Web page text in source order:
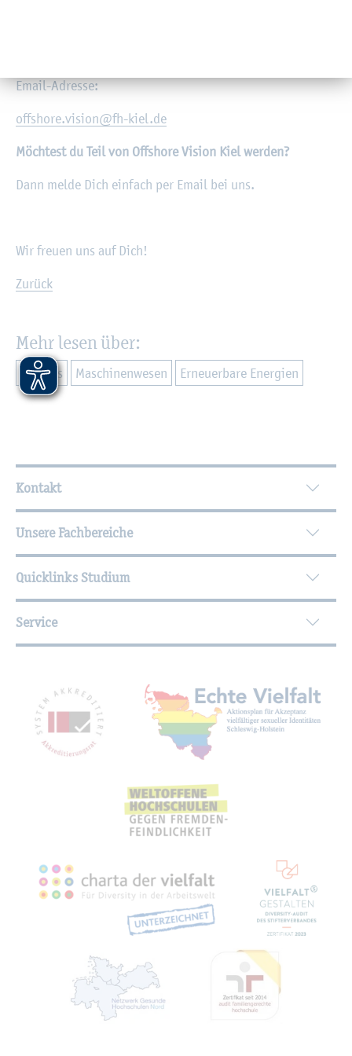
Email-Adres­se:
off­shore.​vision@​fh-​kiel.​de
Möch­test du Teil von Off­shore Vi­si­on Kiel wer­den?
Dann melde Dich ein­fach per Email bei uns.
Wir freu­en uns auf Dich!
Zu­rück
Mehr lesen über:
Cam­pus Ma­schi­nen­we­sen Er­neu­er­ba­re En­er­gi­en
Wei­ter­füh­ren­de In­for­ma­tio­nen
Kontakt
Unsere Fachbereiche
Quicklinks Studium
Service
Mit­glied­schaf­ten,